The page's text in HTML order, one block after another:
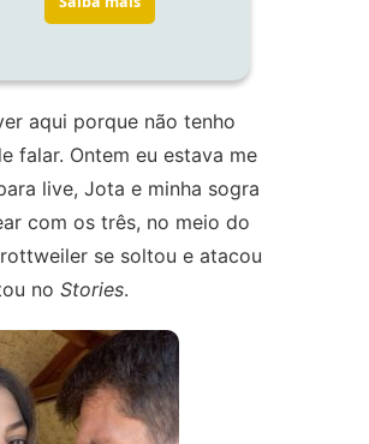
aqui porque não tenho
falar. Ontem eu estava me
live, Jota e minha sogra
com os três, no meio do
se soltou e atacou
no Stories.